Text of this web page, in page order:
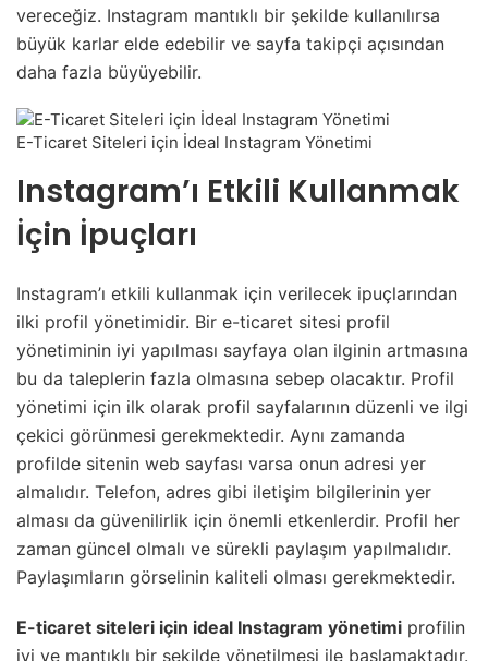
vereceğiz. Instagram mantıklı bir şekilde kullanılırsa
büyük karlar elde edebilir ve sayfa takipçi açısından
daha fazla büyüyebilir.
E-Ticaret Siteleri için İdeal Instagram Yönetimi
Instagram’ı Etkili Kullanmak
İçin İpuçları
Instagram’ı etkili kullanmak için verilecek ipuçlarından
ilki profil yönetimidir. Bir e-ticaret sitesi profil
yönetiminin iyi yapılması sayfaya olan ilginin artmasına
bu da taleplerin fazla olmasına sebep olacaktır. Profil
yönetimi için ilk olarak profil sayfalarının düzenli ve ilgi
çekici görünmesi gerekmektedir. Aynı zamanda
profilde sitenin web sayfası varsa onun adresi yer
almalıdır. Telefon, adres gibi iletişim bilgilerinin yer
alması da güvenilirlik için önemli etkenlerdir. Profil her
zaman güncel olmalı ve sürekli paylaşım yapılmalıdır.
Paylaşımların görselinin kaliteli olması gerekmektedir.
E-ticaret siteleri için ideal Instagram yönetimi profilin
iyi ve mantıklı bir şekilde yönetilmesi ile başlamaktadır.